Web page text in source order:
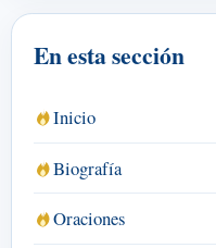
En esta sección
Inicio
Biografía
Oraciones